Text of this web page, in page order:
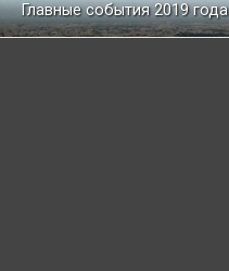
Главные события 2019 года